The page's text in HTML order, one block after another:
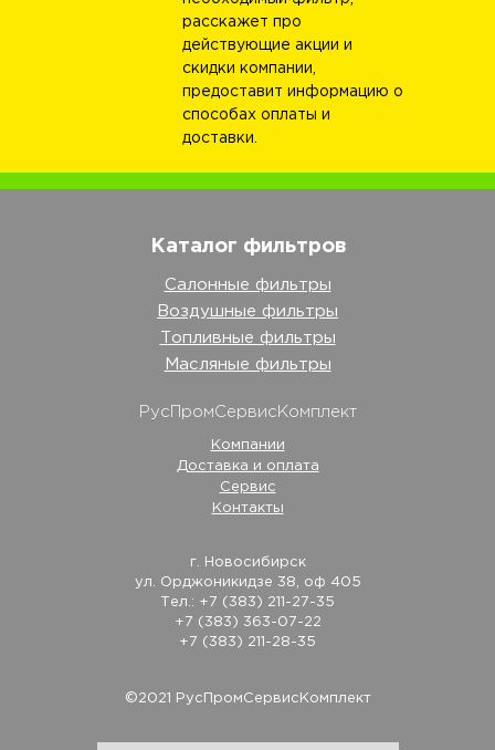
расскажет про
действующие акции и
скидки компании,
предоставит информацию о
способах оплаты и
доставки.
©2021 РусПромСервисКомплект
Каталог фильтров
Салонные фильтры
Воздушные фильтры
Топливные фильтры
Масляные фильтры
РусПромСервисКомплект
Компании
Доставка и оплата
Сервис
Контакты
г. Новосибирск
ул. Орджоникидзе 38, оф 405
Тел.: +7 (383) 211-27-35
+7 (383) 363-07-22
+7 (383) 211-28-35